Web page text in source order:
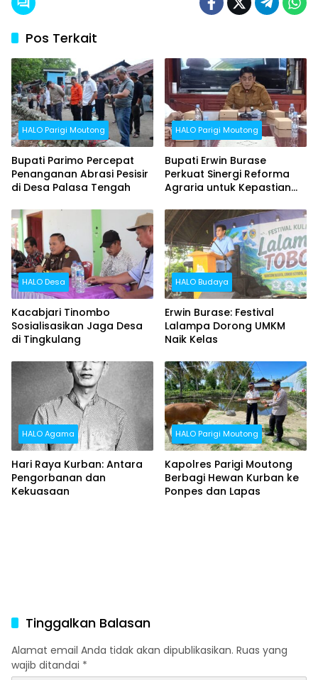
Pos Terkait
HALO Parigi Moutong
Bupati Parimo Percepat
Penanganan Abrasi Pesisir
di Desa Palasa Tengah
HALO Parigi Moutong
Bupati Erwin Burase
Perkuat Sinergi Reforma
Agraria untuk Kepastian
Masyarakat
HALO Desa
Kacabjari Tinombo
Sosialisasikan Jaga Desa
di Tingkulang
HALO Budaya
Erwin Burase: Festival
Lalampa Dorong UMKM
Naik Kelas
HALO Agama
Hari Raya Kurban: Antara
Pengorbanan dan
Kekuasaan
HALO Parigi Moutong
Kapolres Parigi Moutong
Berbagi Hewan Kurban ke
Ponpes dan Lapas
Tinggalkan Balasan
Alamat email Anda tidak akan dipublikasikan. Ruas yang
wajib ditandai *